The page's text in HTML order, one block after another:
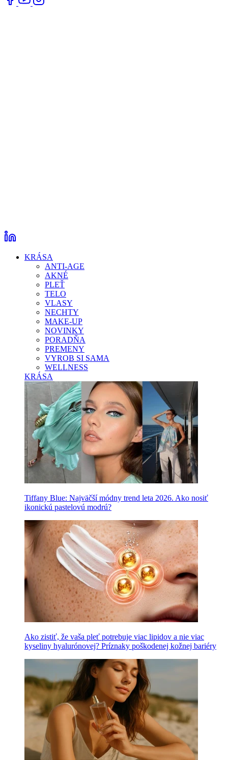
KRÁSA
ANTI-AGE
AKNÉ
PLEŤ
TELO
VLASY
NECHTY
MAKE-UP
NOVINKY
PORADŇA
PREMENY
VYROB SI SAMA
WELLNESS
KRÁSA
Tiffany Blue: Najväčší módny trend leta 2026. Ako nosiť
ikonickú pastelovú modrú?
Ako zistiť, že vaša pleť potrebuje viac lipidov a nie viac
kyseliny hyalurónovej? Príznaky poškodenej kožnej bariéry